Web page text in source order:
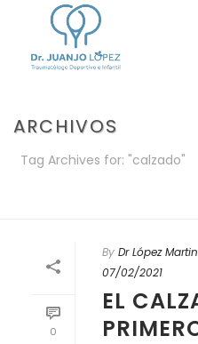
ARCHIVOS
Tag Archives for: "calzado"
0
By Dr López
07/02/2021
EL